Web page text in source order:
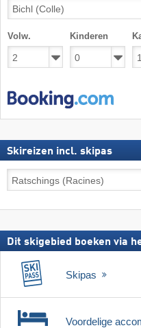
Volw. Kinderen
Skireizen incl. skipas
incl.
Dit skigebied boeken via
Skipas
Voordelige